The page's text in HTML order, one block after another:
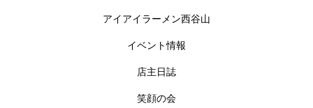
アイアイラーメン西谷山
イベント情報
店主日誌
笑顔の会